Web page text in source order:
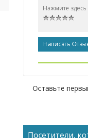
Нажмите
Написать
Оставьте
Посетители,